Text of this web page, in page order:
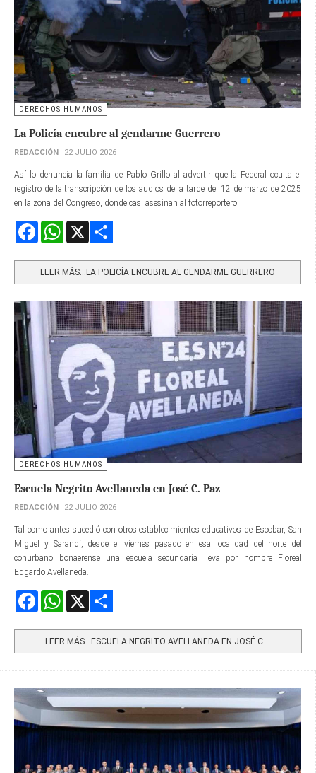
DERECHOS HUMANOS
La Policía encubre al gendarme Guerrero
REDACCIÓN 22 JULIO 2026
Así lo denuncia la familia de Pablo Grillo al advertir que la Federal oculta el
registro de la transcripción de los audios de la tarde del 12 de marzo de 2025
en la zona del Congreso, donde casi asesinan al fotorreportero.
FacebookWhatsApp
LEER MÁS…LA POLICÍA ENCUBRE AL GENDARME GUERRERO
DERECHOS HUMANOS
Escuela Negrito Avellaneda en José C. Paz
REDACCIÓN 22 JULIO 2026
Tal como antes sucedió con otros establecimientos educativos de Escobar, San
Miguel y Sarandí, desde el viernes pasado en esa localidad del norte del
conurbano bonaerense una escuela secundaria lleva por nombre Floreal
Edgardo Avellaneda.
FacebookWhatsApp
LEER MÁS…ESCUELA NEGRITO AVELLANEDA EN JOSÉ C....